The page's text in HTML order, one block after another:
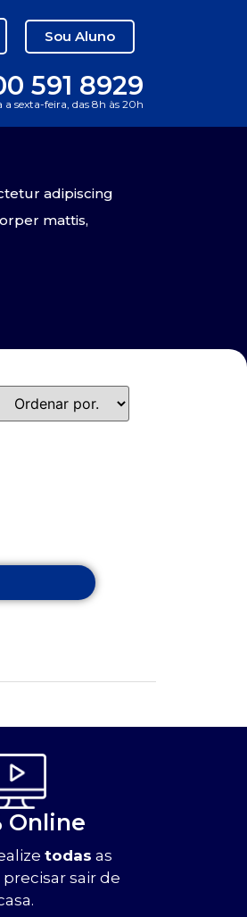
Sou Aluno
591 8929
a sexta-feira, das 8h às 20h
adipiscing
mattis,
Online
todas as
sair de